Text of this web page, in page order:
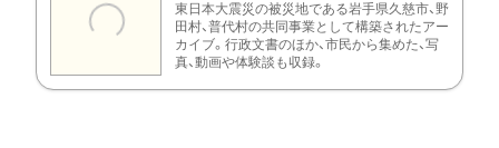
東日本大震災の被災地である岩手県久慈市、野
田村、普代村の共同事業として構築されたアー
カイブ。行政文書のほか、市民から集めた、写
真、動画や体験談も収録。